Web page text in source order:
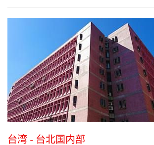
台湾 - 台北国内部